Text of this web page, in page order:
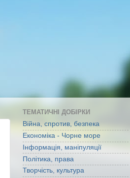
ТЕМАТИЧНІ ДОБІРКИ
Війна, спротив, безпека
Економіка - Чорне море
Інформація, маніпуляції
Політика, права
Творчість, культура